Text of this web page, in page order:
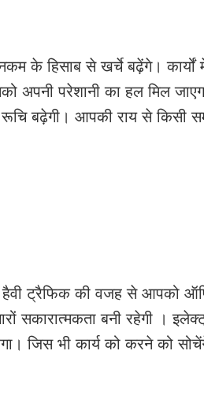
के हिसाब से खर्चे बढ़ेंगे। कार्यों
अपनी परेशानी का हल मिल
बढ़ेगी। आपकी राय से किसी
ट्रैफिक की वजह से आपको
सकारात्मकता बनी रहेगी ।
जिस भी कार्य को करने को